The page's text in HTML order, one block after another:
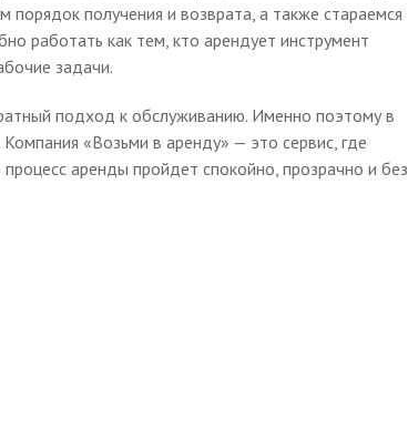
получения и возврата, а также стараемся
работать как тем, кто арендует инструмент
задачи.
подход к обслуживанию. Именно поэтому в
«Возьми в аренду» — это сервис, где
аренды пройдет спокойно, прозрачно и без